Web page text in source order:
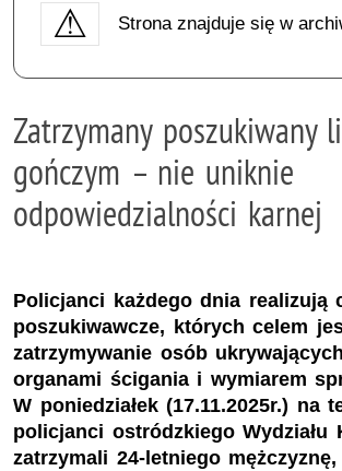
Strona znajduje się w
Zatrzymany poszukiwany
gończym – nie uniknie
odpowiedzialności karnej
Policjanci każdego dnia realizują
poszukiwawcze, których celem
zatrzymywanie osób
organami ścigania i wymiarem
W poniedziałek (17.11.2025r.) na
policjanci ostródzkiego Wydziału
zatrzymali 24-letniego mężczyznę,